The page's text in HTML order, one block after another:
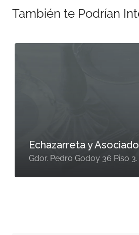
También te Podrían
Echazarreta y
Gdor. Pedro Godoy 36 Piso 3.